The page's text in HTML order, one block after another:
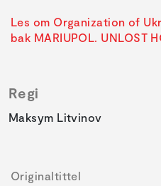
Les om Organization of
bak MARIUPOL. UNLOST
Regi
Maksym Litvinov
Originaltittel